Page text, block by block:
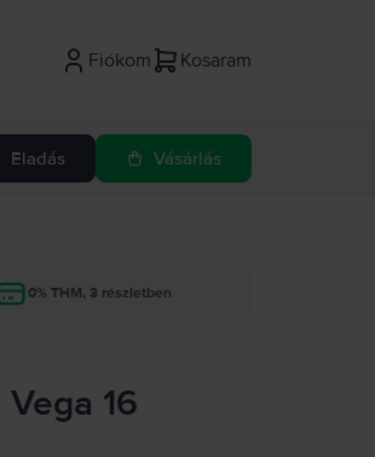
Fiókom Kosaram
Eladás Vásárlás
0% THM, 3 részletben
16